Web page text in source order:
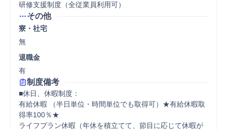
研修支援制度（全従業員利用可）
その他
寮・社宅
無
退職金
有
制度備考
■休日、休暇制度：
有給休暇 （半日単位・時間単位でも取得可）★有給休暇取
得率100％★
ライフプラン休暇（年休を積立てて、節目に応じて休暇が